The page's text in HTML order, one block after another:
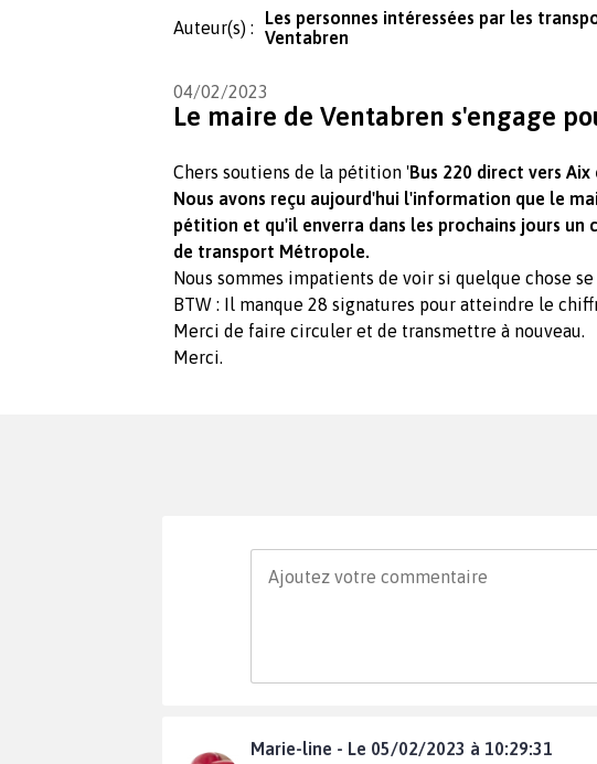
Auteur(s) :
Les personnes intéressées par les
Ventabren
04/02/2023
Le maire de Ventabren s'engage
Chers soutiens de la pétition 'Bus 220 direct vers Aix
Nous avons reçu aujourd'hui l'information que le
pétition et qu'il enverra dans les prochains jours un
de transport Métropole.
Nous sommes impatients de voir si quelque chose se
BTW : Il manque 28 signatures pour atteindre le
Merci de faire circuler et de transmettre à nouveau.
Merci.
Marie-line - Le 05/02/2023 à 10:29:31